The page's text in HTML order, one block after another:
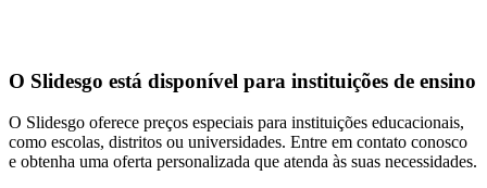
O Slidesgo está disponível para instituições de ensino
O Slidesgo oferece preços especiais para instituições educacionais,
como escolas, distritos ou universidades. Entre em contato conosco
e obtenha uma oferta personalizada que atenda às suas necessidades.